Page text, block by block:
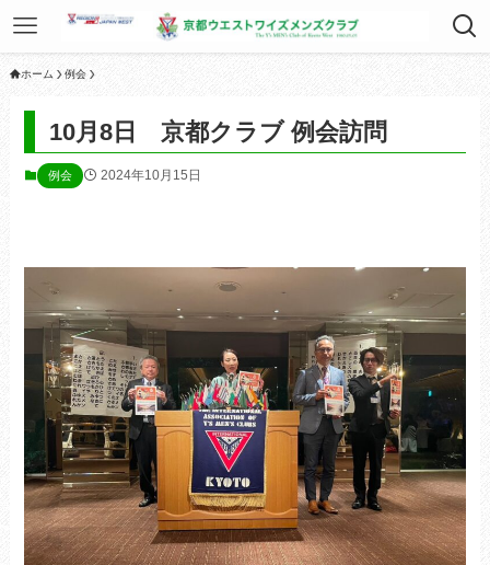
ホーム 例会
10月8日 京都クラブ 例会訪問
例会 2024年10月15日